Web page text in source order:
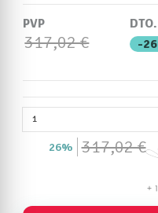
PVP
317,02 €
DTO.
-
26% 317,02 €